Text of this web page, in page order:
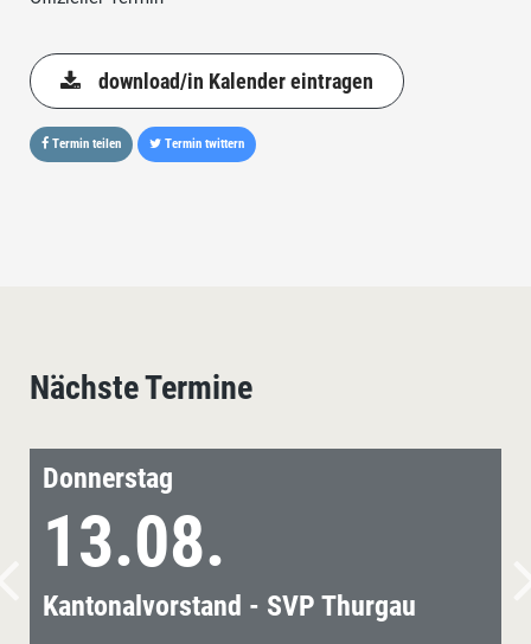
download/in Kalender eintragen
Termin teilen Termin twittern
Nächste Termine
Donnerstag
13.08.
Kantonalvorstand - SVP Thurgau